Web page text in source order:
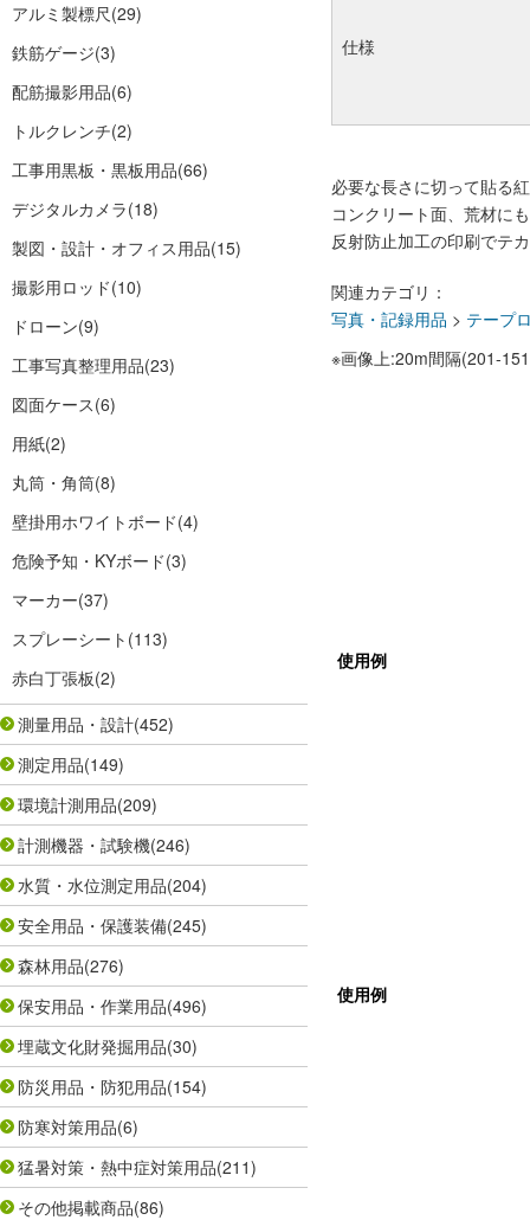
アルミ製標尺(29)
鉄筋ゲージ(3)
配筋撮影用品(6)
トルクレンチ(2)
工事用黒板・黒板用品(66)
デジタルカメラ(18)
製図・設計・オフィス用品(15)
撮影用ロッド(10)
ドローン(9)
工事写真整理用品(23)
図面ケース(6)
用紙(2)
丸筒・角筒(8)
壁掛用ホワイトボード(4)
危険予知・KYボード(3)
マーカー(37)
スプレーシート (113)
赤白丁張板(2)
測量用品・設計(452)
測定用品(149)
環境計測用品(209)
計測機器・試験機(246)
水質・水位測定用品(204)
安全用品・保護装備(245)
森林用品(276)
保安用品・作業用品(496)
埋蔵文化財発掘用品(30)
防災用品・防犯用品(154)
防寒対策用品(6)
猛暑対策・熱中症対策用品(211)
その他掲載商品(86)
仕様
必要な長さに切って貼る
コンクリート面、荒材に
反射防止加工の印刷でテ
関連カテゴリ：
写真・記録用品 > テープ
※画像上:20m間隔(201-
使用例
使用例